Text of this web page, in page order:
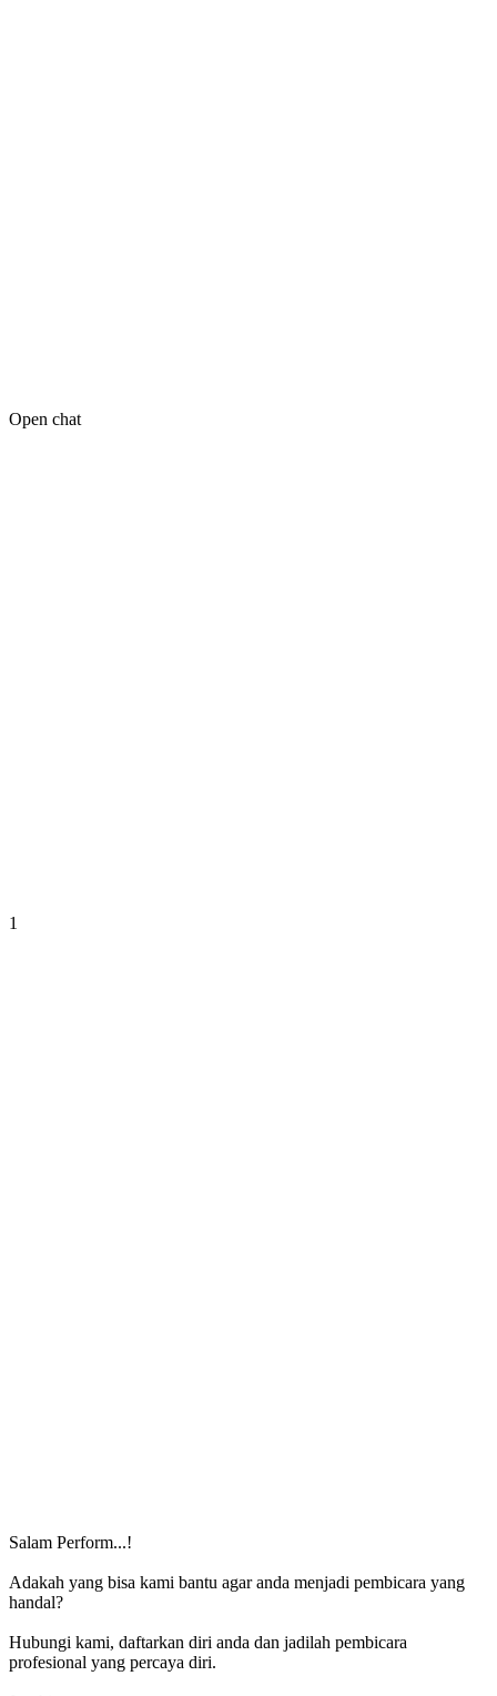
Open chat
1
Salam Perform...!
Adakah yang bisa kami bantu agar anda menjadi pembicara yang
handal?
Hubungi kami, daftarkan diri anda dan jadilah pembicara
profesional yang percaya diri.